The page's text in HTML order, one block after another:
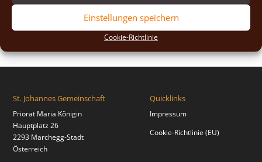
Einstellungen speichern
Cookie-Richtlinie
St. Johannes Gemeinschaft
Priorat Maria Königin
Hauptplatz 26
2293 Marchegg-Stadt
Österreich
Quicklinks
Impressum
Cookie-Richtlinie (EU)